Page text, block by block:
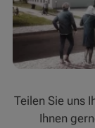
Teilen Sie uns
Ihnen